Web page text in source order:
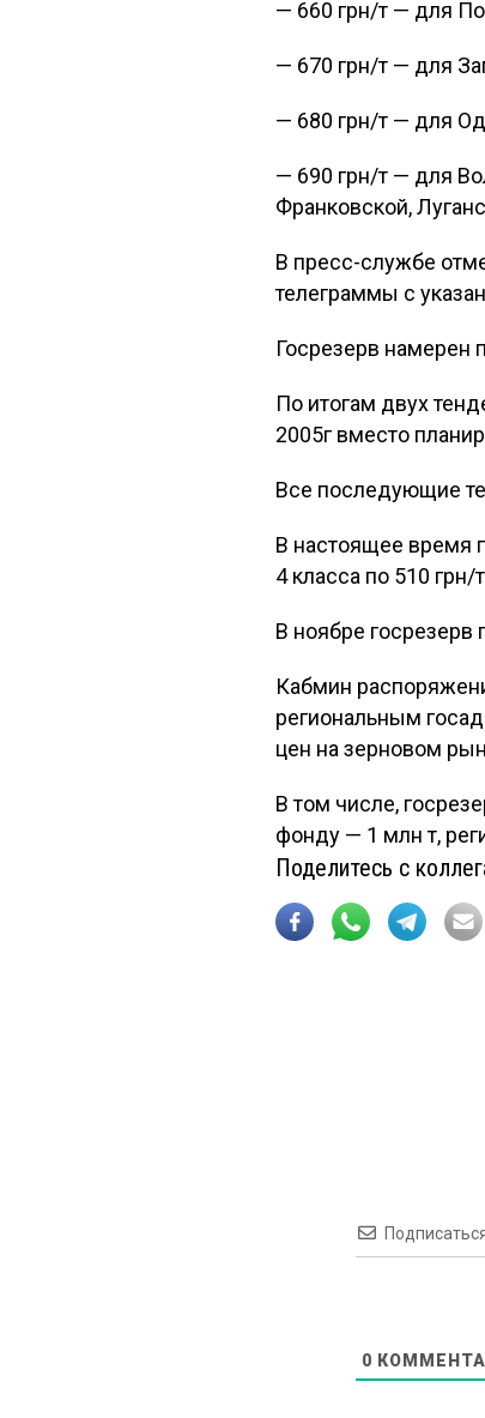
— 660 грн/т — для
— 670 грн/т — для
— 680 грн/т — для
— 690 грн/т — для
Франковской,
В пресс-службе
телеграммы с
Госрезерв намерен
По итогам двух
2005г вместо
Все последующие
В настоящее время
4 класса по 510 грн/
В ноябре госрезерв
Кабмин
региональным
цен на зерновом
В том числе,
фонду — 1 млн т,
Поделитесь с
0